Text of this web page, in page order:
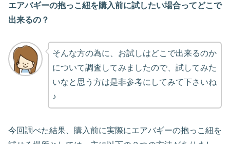
エアバギーの抱っこ紐を購入前に試したい場合ってどこで
出来るの？
そんな方の為に、お試しはどこで出来るのか
について調査してみましたので、試してみた
いなと思う方は是非参考にしてみて下さいね
♪
今回調べた結果、購入前に実際にエアバギーの抱っこ紐を